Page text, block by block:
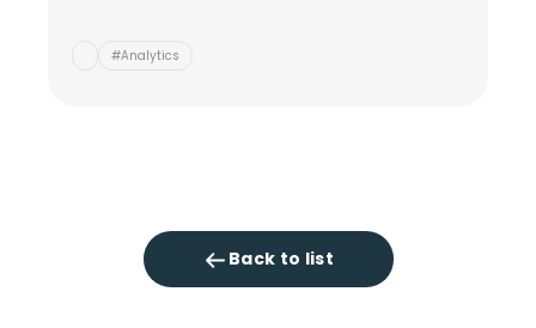
#Analytics
Back to list